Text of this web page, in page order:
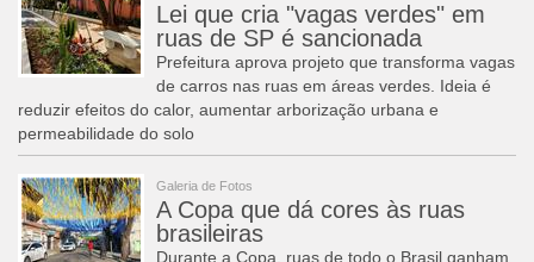
Lei que cria "vagas verdes" em
ruas de SP é sancionada
Prefeitura aprova projeto que transforma vagas
de carros nas ruas em áreas verdes. Ideia é
reduzir efeitos do calor, aumentar arborização urbana e
permeabilidade do solo
Galeria de Fotos
A Copa que dá cores às ruas
brasileiras
Durante a Copa, ruas de todo o Brasil ganham